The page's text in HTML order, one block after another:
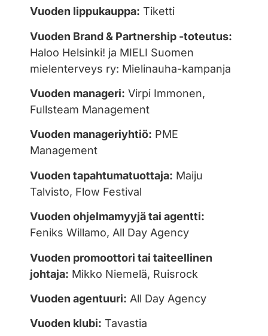
Vuoden lippukauppa: Tiketti
Vuoden Brand & Partnership -toteutus:
Haloo Helsinki! ja MIELI Suomen
mielenterveys ry: Mielinauha-kampanja
Vuoden manageri: Virpi Immonen,
Fullsteam Management
Vuoden manageriyhtiö: PME
Management
Vuoden tapahtumatuottaja: Maiju
Talvisto, Flow Festival
Vuoden ohjelmamyyjä tai agentti:
Feniks Willamo, All Day Agency
Vuoden promoottori tai taiteellinen
johtaja: Mikko Niemelä, Ruisrock
Vuoden agentuuri: All Day Agency
Vuoden klubi: Tavastia